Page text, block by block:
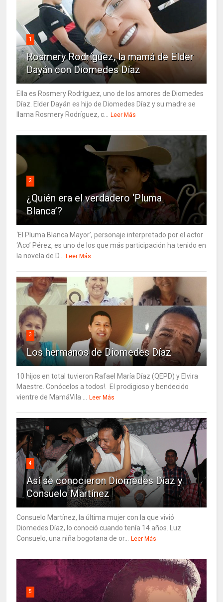
1
Rosmery Rodríguez, la mamá de Elder
Dayán con Diomedes Díaz
Ella es Rosmery Rodríguez, uno de los amores de Diomedes
Díaz. Elder Dayán es hijo de Diomedes Díaz y su madre se
llama Rosmery Rodríguez, c...
Leer Más
2
¿Quién era el verdadero ‘Pluma
Blanca’?
‘El Pluma Blanca Mayor’, personaje interpretado por el actor
‘Aco’ Pérez, es uno de los que más participación ha tenido en
la novela de D...
Leer Más
3
Los hermanos de Diomedes Díaz
10 hijos en total tuvieron Rafael María Díaz (QEPD) y Elvira
Maestre. Conócelos a todos!. El prodigioso y bendecido
vientre de MamáVila ...
Leer Más
4
Así se conocieron Diomedes Díaz y
Consuelo Martínez
Consuelo Martínez, la última mujer con la que vivió
Diomedes Díaz, lo conoció cuando tenía 14 años. Luz
Consuelo, una niña bogotana de or...
Leer Más
5